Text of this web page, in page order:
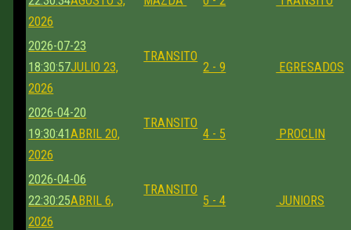
2026
2026-07-23
18:30:57JULIO 23,
2026
TRANSITO
2 - 9 EGRESADOS
2026-04-20
19:30:41ABRIL 20,
2026
TRANSITO
4 - 5 PROCLIN
2026-04-06
22:30:25ABRIL 6,
2026
TRANSITO
5 - 4 JUNIORS